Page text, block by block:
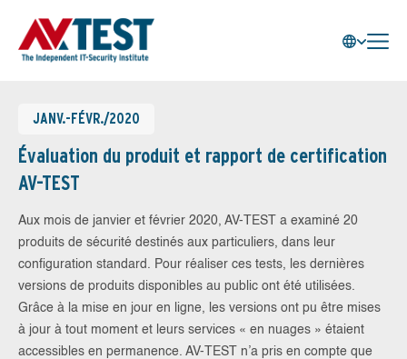
JANV.-FÉVR./2020
Évaluation du produit et rapport de certification
AV-TEST
Aux mois de janvier et février 2020, AV-TEST a examiné 20
produits de sécurité destinés aux particuliers, dans leur
configuration standard. Pour réaliser ces tests, les dernières
versions de produits disponibles au public ont été utilisées.
Grâce à la mise en jour en ligne, les versions ont pu être mises
à jour à tout moment et leurs services « en nuages » étaient
accessibles en permanence. AV-TEST n’a pris en compte que